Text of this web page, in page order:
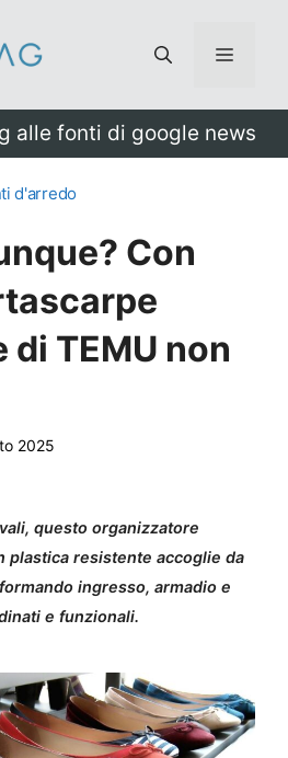
Menu
alle fonti di google news
d'arredo
Con
TEMU non
2025
questo organizzatore
plastica resistente accoglie da
ingresso, armadio e
e funzionali.